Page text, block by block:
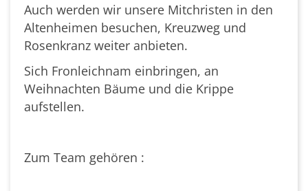
Auch werden wir unsere Mitchristen in den
Altenheimen besuchen, Kreuzweg und
Rosenkranz weiter anbieten.
Sich Fronleichnam einbringen, an
Weihnachten Bäume und die Krippe
aufstellen.
Zum Team gehören :